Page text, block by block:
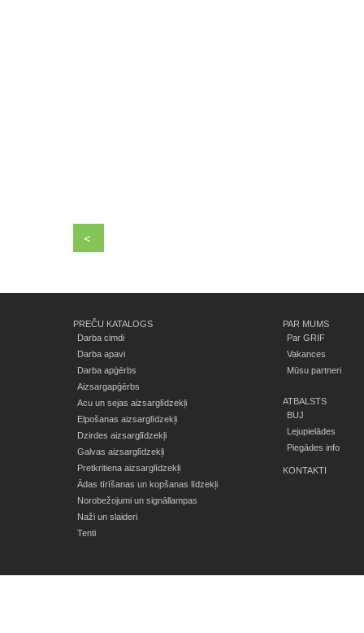
<
PREČU KATALOGS
Darba cimdi
Darba apavi
Darba apģērbs
Aizsargapģērbs
Acu un sejas aizsarglīdzekļi
Elpošanas aizsarglīdzekļi
Dzirdes aizsarglīdzekļi
Galvas aizsarglīdzekļi
Pretkritiena aizsarglīdzekļi
Ādas tīrīšanas un kopšanas līdzekļi
Norobežojumi un signāllampas
Naži un slaideri
Tenti
PAR MUMS
Par GRIF
Vakances
Mūsu partneri
ATBALSTS
BUJ
Lejupielādes
Piegādes info
KONTAKTI